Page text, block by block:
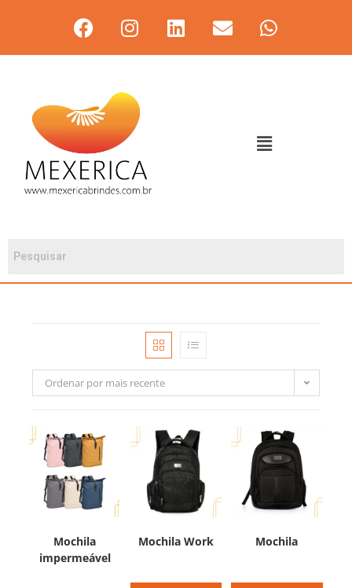
Ordenar por mais recente
Mochila
impermeável
Mochila Work Mochila